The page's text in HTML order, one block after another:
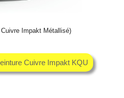
Impakt Métallisé)
Cuivre Impakt KQU